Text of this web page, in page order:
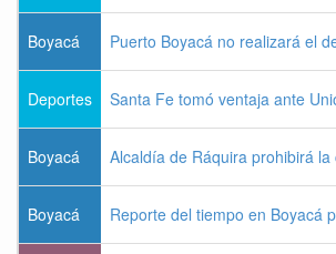
Boyacá Puerto Boyacá no realizará el
Deportes Santa Fe tomó ventaja ante
Boyacá Alcaldía de Ráquira prohibirá
Boyacá Reporte del tiempo en Boyacá